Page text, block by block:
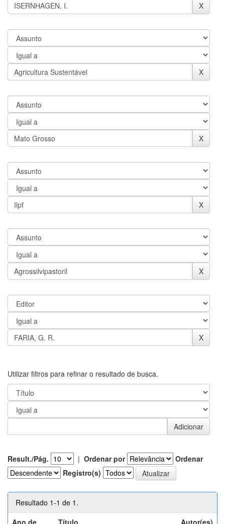
Utilizar filtros para refinar o resultado de busca.
Result./Pág. | Ordenar por
Ordenar
Registro(s)
Resultado 1-1 de 1.
Ano de
Título Autor(es)